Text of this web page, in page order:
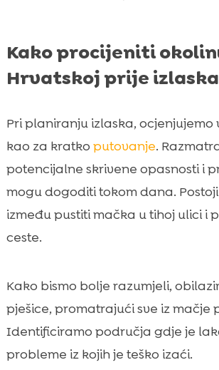
Kako procijeniti
Hrvatskoj prije izlaska
Pri planiranju izlaska, ocjenjujemo
kao za kratko putovanje.
potencijalne skrivene opasnosti i
mogu dogoditi tokom dana.
između pustiti mačka u tihoj ulici i
ceste.
Kako bismo bolje razumjeli,
pješice, promatrajući sve iz mačje
Identificiramo područja gdje je
probleme iz kojih je teško izaći.